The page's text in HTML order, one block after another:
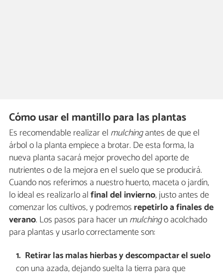
Cómo usar el mantillo para las plantas
Es recomendable realizar el mulchingantes de que el
árbol o la planta empiece a brotar. De esta forma, la
nueva planta sacará mejor provecho del aporte de
nutrientes o de la mejora en el suelo que se producirá.
Cuando nos referimos a nuestro huerto, maceta o jardín,
lo ideal es realizarlo alfinal del invierno, justo antes de
comenzar los cultivos, y podremos repetirlo a finales de
verano. Los pasos para hacer unmulchingo acolchado
para plantas y usarlo correctamente son:
Retirar las malas hierbas y descompactar el suelo
con una azada, dejando suelta la tierra para que